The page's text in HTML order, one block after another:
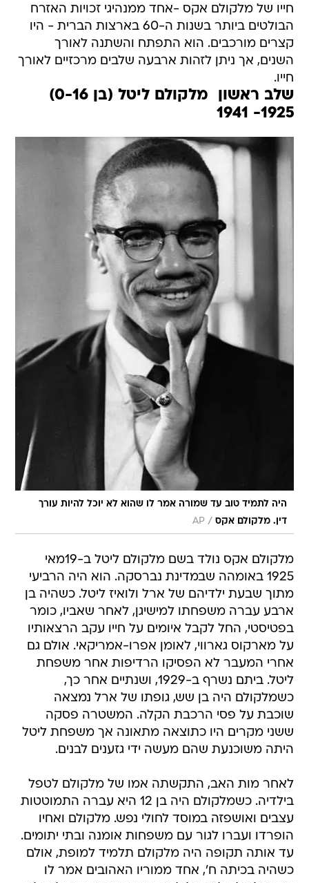
חייו של מלקולם אקס -אחד ממנהיגי זכויות האזרח
הבולטים ביותר בשנות ה-60 בארצות הברית - היו
קצרים מורכבים. הוא התפתח והשתנה לאורך
השנים, אך ניתן לזהות ארבעה שלבים מרכזיים לאורך
חייו.
שלב ראשון  מלקולם ליטל (בן 0-16)
1925- 1941
היה לתמיד טוב עד שמורה אמר לו שהוא לא יוכל להיות עורך
דין. מלקולם אקס /
AP
מלקולם אקס נולד בשם מלקולם ליטל ב-19מאי
1925 באומהה שבמדינת נברסקה. הוא היה הרביעי
מתוך שבעת ילדיהם של ארל ולואיז ליטל. כשהיה בן
ארבע עברה משפחתו למישיגן, לאחר שאביו, כומר
בפטיסטי, החל לקבל איומים על חייו עקב הרצאותיו
על מארקוס גארווי, לאומן אפרו-אמריקאי. אולם גם
אחרי המעבר לא הפסיקו הרדיפות אחר משפחת
ליטל. ביתם נשרף ב-1929, ושנתיים אחר כך,
כשמלקולם היה בן שש, גופתו של ארל נמצאה
שוכבת על פסי הרכבת הקלה. המשטרה פסקה
ששני מקרים היו כתוצאה מתאונה אך משפחת ליטל
היתה משוכנעת שהם מעשה ידי גזענים לבנים.
לאחר מות האב, התקשתה אמו של מלקולם לטפל
בילדיה. כשמלקולם היה בן 12 היא עברה התמוטטות
עצבים ואושפזה במוסד לחולי נפש. מלקולם ואחיו
הופרדו ועברו לגור עם משפחות אומנה ובתי יתומים.
עד אותה תקופה היה מלקולם תלמיד למופת, אולם
כשהיה בכיתה ח', אחד ממוריו האהובים אמר לו